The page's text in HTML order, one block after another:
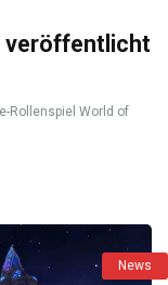
veröffentlicht
Rollenspiel World of
News